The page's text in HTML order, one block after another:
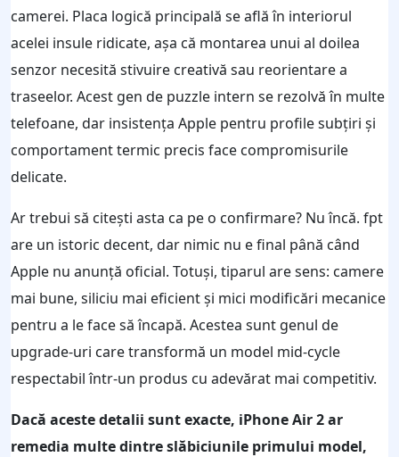
camerei. Placa logică principală se află în interiorul
acelei insule ridicate, așa că montarea unui al doilea
senzor necesită stivuire creativă sau reorientare a
traseelor. Acest gen de puzzle intern se rezolvă în multe
telefoane, dar insistența Apple pentru profile subțiri și
comportament termic precis face compromisurile
delicate.
Ar trebui să citești asta ca pe o confirmare? Nu încă. fpt
are un istoric decent, dar nimic nu e final până când
Apple nu anunță oficial. Totuși, tiparul are sens: camere
mai bune, siliciu mai eficient și mici modificări mecanice
pentru a le face să încapă. Acestea sunt genul de
upgrade-uri care transformă un model mid-cycle
respectabil într-un produs cu adevărat mai competitiv.
Dacă aceste detalii sunt exacte, iPhone Air 2 ar
remedia multe dintre slăbiciunile primului model,